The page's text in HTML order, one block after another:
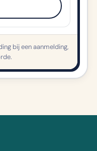
bij een aanmelding,